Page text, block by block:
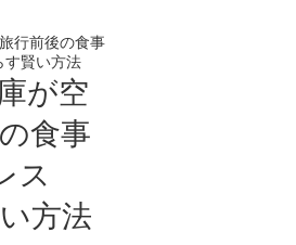
が空
食事
ス
方法